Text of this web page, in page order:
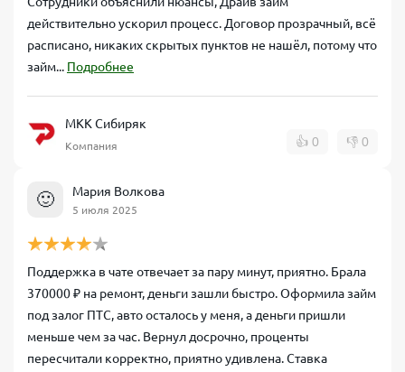
действительно ускорил процесс. Договор прозрачный, всё
расписано, никаких скрытых пунктов не нашёл, потому что
займ... Подробнее
МКК Сибиряк
Компания 👍 0 👎 0
🙂 Мария Волкова
5 июля 2025
Поддержка в чате отвечает за пару минут, приятно. Брала
370000 ₽ на ремонт, деньги зашли быстро. Оформила займ
под залог ПТС, авто осталось у меня, а деньги пришли
меньше чем за час. Вернул досрочно, проценты
пересчитали корректно, приятно удивлена. Ставка